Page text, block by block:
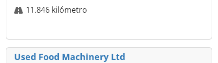
11.846 kilómetro
Used Food Machinery Ltd